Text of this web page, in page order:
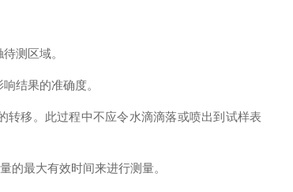
测区域。
结果的准确度。
移。此过程中不应令水滴滴落或喷出到试样表
的最大有效时间来进行测量。